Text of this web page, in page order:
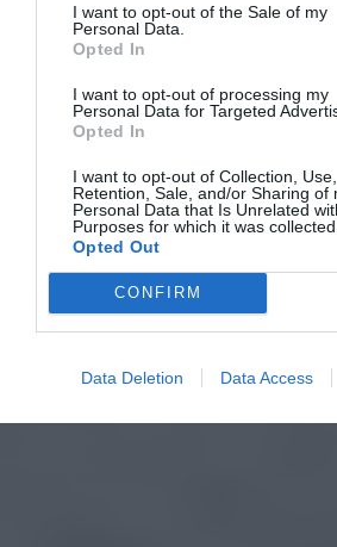
I want to opt-out of the Sale of my
Personal Data.
Opted In
I want to opt-out of processing my
Personal Data for Targeted
Opted In
I want to opt-out of Collection, Use,
Retention, Sale, and/or Sharing of
Personal Data that Is Unrelated
Purposes for which it was collected.
Opted Out
CONFIRM
Data Deletion Data Access